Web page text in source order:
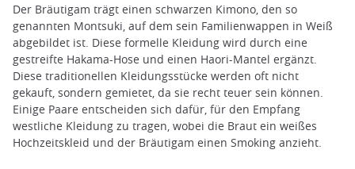
Der Bräutigam trägt einen schwarzen Kimono, den so
genannten Montsuki, auf dem sein Familienwappen in Weiß
abgebildet ist. Diese formelle Kleidung wird durch eine
gestreifte Hakama-Hose und einen Haori-Mantel ergänzt.
Diese traditionellen Kleidungsstücke werden oft nicht
gekauft, sondern gemietet, da sie recht teuer sein können.
Einige Paare entscheiden sich dafür, für den Empfang
westliche Kleidung zu tragen, wobei die Braut ein weißes
Hochzeitskleid und der Bräutigam einen Smoking anzieht.